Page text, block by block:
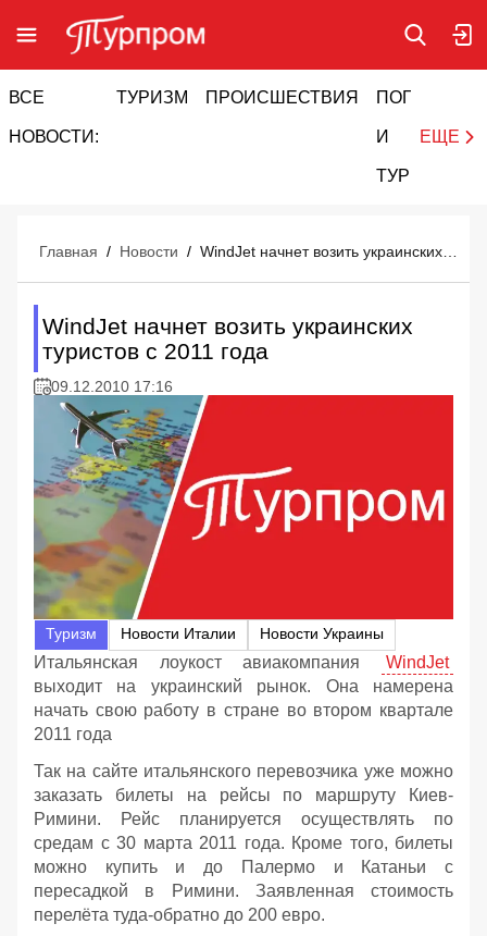
ВСЕ
НОВОСТИ:
ТУРИЗМ ПРОИСШЕСТВИЯ ПОГОДА
И
ТУРИЗМ
ЕЩЕ
Главная / Новости /
WindJet начнет возить украинских
туристов с 2011 года
09.12.2010 17:16
Туризм Новости Италии Новости Украины
Итальянская лоукост авиакомпания
WindJet
выходит на украинский рынок. Она намерена
начать свою работу в стране во втором квартале
2011 года
Так на сайте итальянского перевозчика уже можно
заказать билеты на рейсы по маршруту Киев-
Римини. Рейс планируется осуществлять по
средам с 30 марта 2011 года. Кроме того, билеты
можно купить и до Палермо и Катаньи с
пересадкой в Римини. Заявленная стоимость
перелёта туда-обратно до 200 евро.